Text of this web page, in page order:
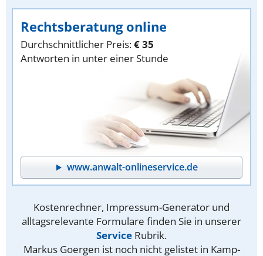
Rechtsberatung online
Durchschnittlicher Preis:€ 35
Antworten in unter einer Stunde
www.anwalt-onlineservice.de
Kostenrechner, Impressum-Generator und
alltagsrelevante Formulare finden Sie in unserer
Service Rubrik.
Markus Goergen ist noch nicht gelistet in Kamp-